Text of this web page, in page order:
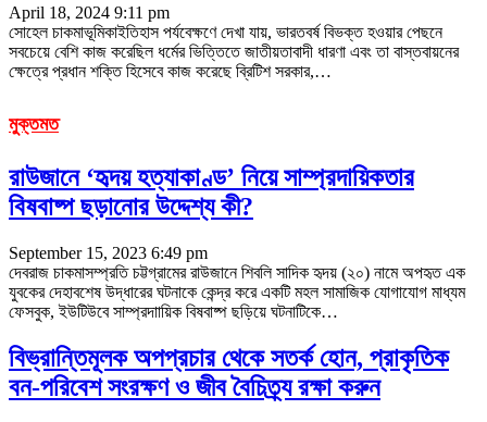
April 18, 2024 9:11 pm
সোহেল চাকমাভূমিকাইতিহাস পর্যবেক্ষণে দেখা যায়, ভারতবর্ষ বিভক্ত হওয়ার পেছনে
সবচেয়ে বেশি কাজ করেছিল ধর্মের ভিত্তিতে জাতীয়তাবাদী ধারণা এবং তা বাস্তবায়নের
ক্ষেত্রে প্রধান শক্তি হিসেবে কাজ করেছে ব্রিটিশ সরকার,…
মুক্তমত
রাউজানে ‌‘হৃদয় হত্যাকাণ্ড’ নিয়ে সাম্প্রদায়িকতার
বিষবাষ্প ছড়ানোর উদ্দেশ্য কী?
September 15, 2023 6:49 pm
দেবরাজ চাকমাসম্প্রতি চট্টগ্রামের রাউজানে শিবলি সাদিক হৃদয় (২০) নামে অপহৃত এক
যুবকের দেহাবশেষ উদ্ধারের ঘটনাকে কেন্দ্র করে একটি মহল সামাজিক যোগাযোগ মাধ্যম
ফেসবুক, ইউটিউবে সাম্প্রদাায়িক বিষবাষ্প ছড়িয়ে ঘটনাটিকে…
বিভ্রান্তিমূলক অপপ্রচার থেকে সতর্ক হোন, প্রাকৃতিক
বন-পরিবেশ সংরক্ষণ ও জীব বৈচিত্র্য রক্ষা করুন